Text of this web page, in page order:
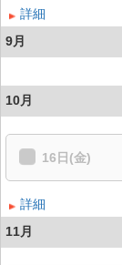
詳細
9月
10月
16日(金)
詳細
11月